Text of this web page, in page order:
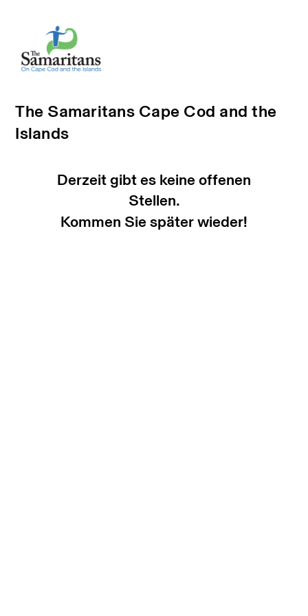
The Samaritans Cape Cod and the
Islands
Derzeit gibt es keine offenen
Stellen.
Kommen Sie später wieder!